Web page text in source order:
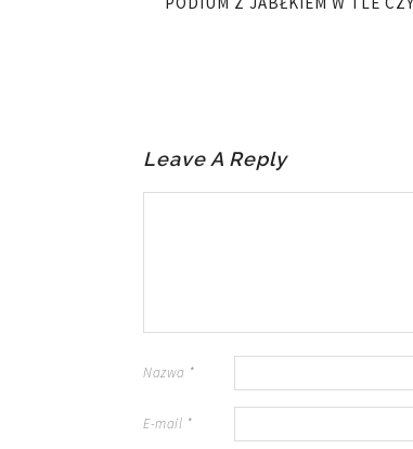
Leave A Reply
Nazwa *
E-mail *